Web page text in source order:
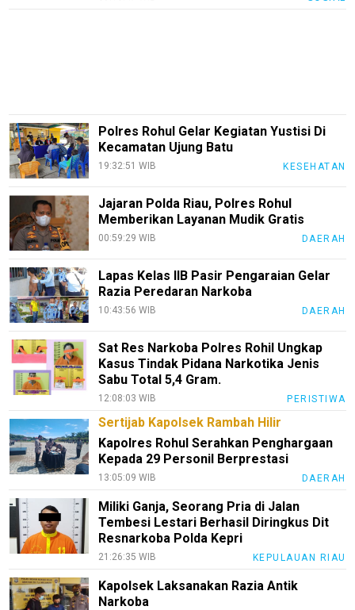
Polres Rohul Gelar Kegiatan Yustisi Di
Kecamatan Ujung Batu
19:32:51 WIB KESEHATAN
Jajaran Polda Riau, Polres Rohul
Memberikan Layanan Mudik Gratis
00:59:29 WIB DAERAH
Lapas Kelas IIB Pasir Pengaraian Gelar
Razia Peredaran Narkoba
10:43:56 WIB DAERAH
Sat Res Narkoba Polres Rohil Ungkap
Kasus Tindak Pidana Narkotika Jenis
Sabu Total 5,4 Gram.
12:08:03 WIB PERISTIWA
Sertijab Kapolsek Rambah Hilir
Kapolres Rohul Serahkan Penghargaan
Kepada 29 Personil Berprestasi
13:05:09 WIB DAERAH
Miliki Ganja, Seorang Pria di Jalan
Tembesi Lestari Berhasil Diringkus Dit
Resnarkoba Polda Kepri
21:26:35 WIB KEPULAUAN RIAU
Kapolsek Laksanakan Razia Antik
Narkoba
InfoTerbaru
Traveling
Sport
TeknoPedia
Blog
Guide
Automotive
Guide
Trending
Smartphone
Guide
EduBudaya
EduStyle
Economy
Tekno
Loker